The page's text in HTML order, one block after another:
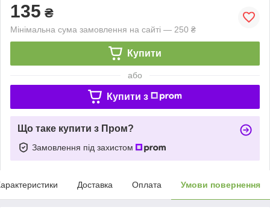
135 ₴
Мінімальна сума замовлення на сайті — 250 ₴
Купити
або
Купити з
Що таке купити з Пром?
Замовлення під захистом
Доставка Оплата Умови повернення